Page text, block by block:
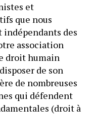
et
que nous
des
association
droit humain
de son
de nombreuses
qui défendent
(droit à